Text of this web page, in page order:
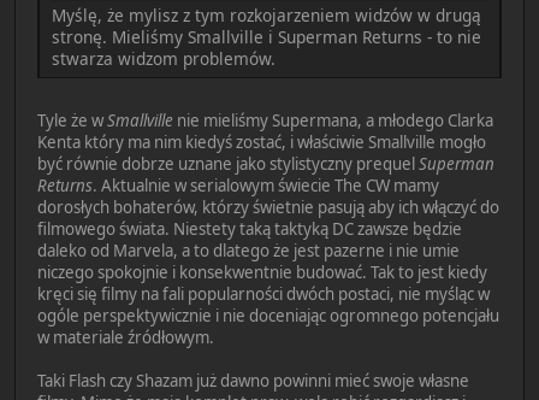
Myślę, że mylisz z tym rozkojarzeniem widzów w drugą
stronę. Mieliśmy Smallville i Superman Returns - to nie
stwarza widzom problemów.
Tyle że wSmallville nie mieliśmy Supermana, a młodego Clarka
Kenta który ma nim kiedyś zostać, i właściwie Smallville mogło
być równie dobrze uznane jako stylistyczny prequelSuperman
Returns. Aktualnie w serialowym świecie The CW mamy
dorosłych bohaterów, którzy świetnie pasują aby ich włączyć do
filmowego świata. Niestety taką taktyką DC zawsze będzie
daleko od Marvela, a to dlatego że jest pazerne i nie umie
niczego spokojnie i konsekwentnie budować. Tak to jest kiedy
kręci się filmy na fali popularności dwóch postaci, nie myśląc w
ogóle perspektywicznie i nie doceniając ogromnego potencjału
w materiale źródłowym.
Taki Flash czy Shazam już dawno powinni mieć swoje własne